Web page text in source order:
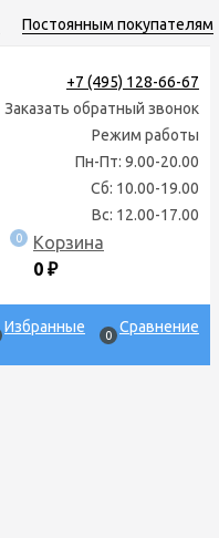
Постоянным покупателям
+7 (495) 128-66-67
Заказать обратный звонок
Режим работы
Пн-Пт: 9.00-20.00
Сб: 10.00-19.00
Вс: 12.00-17.00
0
Корзина
0 ₽
Избранные 0 Сравнение